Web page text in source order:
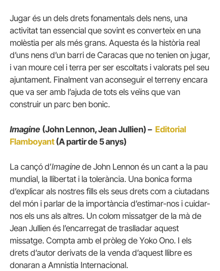
Jugar és un dels drets fonamentals dels nens, una
activitat tan essencial que sovint es converteix en una
molèstia per als més grans. Aquesta és la història real
d’uns nens d’un barri de Caracas que no tenien on jugar,
i van moure cel i terra per ser escoltats i valorats pel seu
ajuntament. Finalment van aconseguir el terreny encara
que va ser amb l’ajuda de tots els veïns que van
construir un parc ben bonic.
Imagine (John Lennon, Jean Jullien) – Editorial
Flamboyant (A partir de 5 anys)
La cançó d’Imagine de John Lennon és un cant a la pau
mundial, la llibertat i la tolerància. Una bonica forma
d’explicar als nostres fills els seus drets com a ciutadans
del món i parlar de la importància d’estimar-nos i cuidar-
nos els uns als altres. Un colom missatger de la mà de
Jean Jullien és l’encarregat de traslladar aquest
missatge. Compta amb el pròleg de Yoko Ono. I els
drets d’autor derivats de la venda d’aquest llibre es
donaran a Amnistia Internacional.